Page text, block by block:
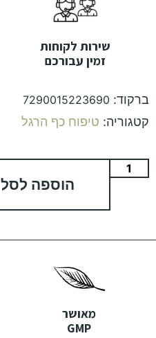
שירות לקוחות
זמין עבורכם
ברקוד: 7290015223690
קטגוריה: טיפוח כף הרגל
הוספה לסל
מאושר
GMP